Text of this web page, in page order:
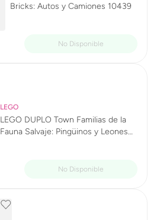
Bricks: Autos y Camiones 10439
LEGO
LEGO DUPLO Town Familias de la
Fauna Salvaje: Pingüinos y Leones